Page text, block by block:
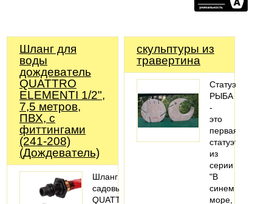
Шланг для
воды
дождеватель
QUATTRO
ELEMENTI 1/2",
7,5 метров,
ПВХ, с
фиттингами
(241-208)
(Дождеватель)
Шланг
садовый
QUATTRO
скульптуры из
травертина
Статуэтка
РЫБА
-
это
первая
статуэтка
из
серии
"В
синем
море,